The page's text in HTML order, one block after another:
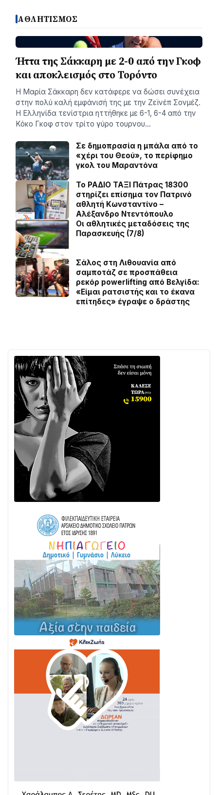
ΑΘΛΗΤΙΣΜΟΣ
Ήττα της Σάκκαρη με 2-0 από την Γκοφ
και αποκλεισμός στο Τορόντο
Η Μαρία Σάκκαρη δεν κατάφερε να δώσει συνέχεια
στην πολύ καλή εμφάνισή της με την Ζεϊνέπ Σονμέζ.
Η Ελληνίδα τενίστρια ηττήθηκε με 6-1, 6-4 από την
Κόκο Γκοφ στον τρίτο γύρο τουρνου…
Σε δημοπρασία η μπάλα από το
«χέρι του Θεού», το περίφημο
γκολ του Μαραντόνα
Το ΡΑΔΙΟ ΤΑΞΙ Πάτρας 18300
στηρίζει επίσημα τον Πατρινό
αθλητή Κωνσταντίνο –
Αλέξανδρο Ντεντόπουλο
Οι αθλητικές μεταδόσεις της
Παρασκευής (7/8)
Σάλος στη Λιθουανία από
σαμποτάζ σε προσπάθεια
ρεκόρ powerlifting από Βελγίδα:
«Είμαι ρατσιστής και το έκανα
επίτηδες» έγραψε ο δράστης